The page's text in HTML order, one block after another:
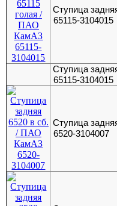
Ступица
65115-3104015
Ступица
65115-3104015
Ступица
6520-3104007